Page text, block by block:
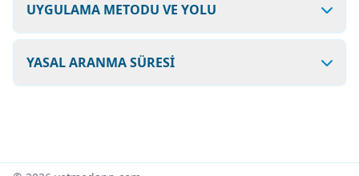
UYGULAMA METODU VE YOLU
YASAL ARANMA SÜRESİ